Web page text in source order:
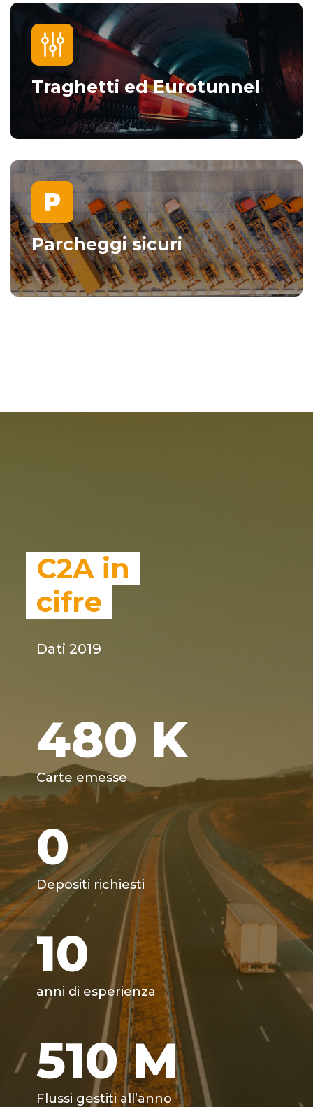
Traghetti ed Eurotunnel
Parcheggi sicuri
C2A in
cifre
Dati 2019
480 K
Carte emesse
0
Depositi richiesti
10
anni di esperienza
510 M
Flussi gestiti all’anno